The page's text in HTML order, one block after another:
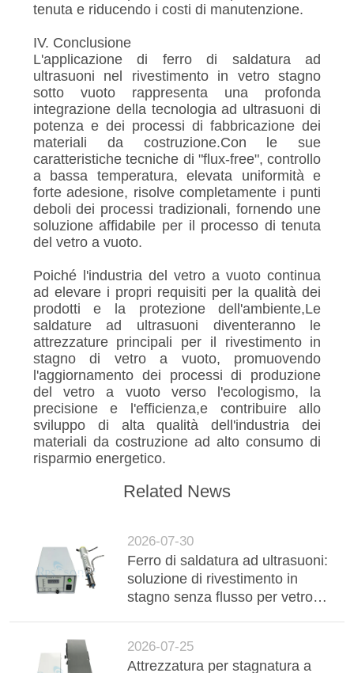
tenuta e riducendo i costi di manutenzione.
IV. Conclusione
L'applicazione di ferro di saldatura ad
ultrasuoni nel rivestimento in vetro stagno
sotto vuoto rappresenta una profonda
integrazione della tecnologia ad ultrasuoni di
potenza e dei processi di fabbricazione dei
materiali da costruzione.Con le sue
caratteristiche tecniche di "flux-free", controllo
a bassa temperatura, elevata uniformità e
forte adesione, risolve completamente i punti
deboli dei processi tradizionali, fornendo une
soluzione affidabile per il processo di tenuta
del vetro a vuoto.
Poiché l'industria del vetro a vuoto continua
ad elevare i propri requisiti per la qualità dei
prodotti e la protezione dell'ambiente,Le
saldature ad ultrasuoni diventeranno le
attrezzature principali per il rivestimento in
stagno di vetro a vuoto, promuovendo
l'aggiornamento dei processi di produzione
del vetro a vuoto verso l'ecologismo, la
precisione e l'efficienza,e contribuire allo
sviluppo di alta qualità dell'industria dei
materiali da costruzione ad alto consumo di
risparmio energetico.
Related News
2026-07-30
Ferro di saldatura ad ultrasuoni:
soluzione di rivestimento in
stagno senza flusso per vetro
2026-07-25
Attrezzatura per stagnatura a